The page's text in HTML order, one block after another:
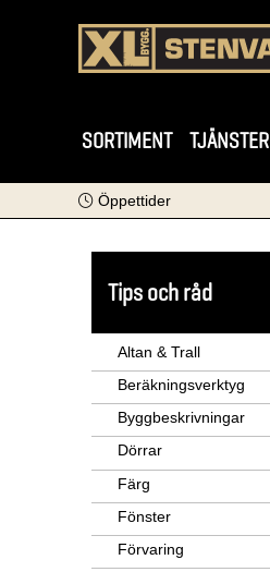
SORTIMENT TJÄNSTER
Öppettider
Tips och råd
Altan & Trall
Beräkningsverktyg
Byggbeskrivningar
Dörrar
Färg
Fönster
Förvaring